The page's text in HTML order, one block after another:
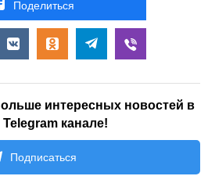
Поделиться
интересных новостей в
канале!
Подписаться